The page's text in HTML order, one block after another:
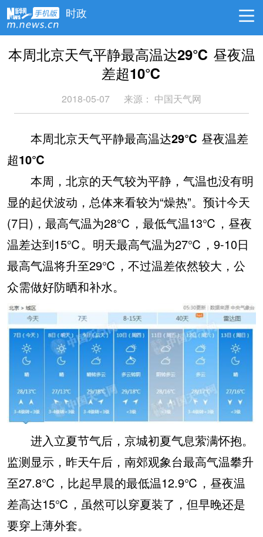
时政
本周北京天气平静最高温达29℃ 昼夜温
差超10℃
2018-05-07 来源： 中国天气网
本周北京天气平静最高温达29℃ 昼夜温差
超10℃
本周，北京的天气较为平静，气温也没有明
显的起伏波动，总体来看较为“燥热”。预计今天
(7日)，最高气温为28℃，最低气温13℃，昼夜
温差达到15℃。明天最高气温为27℃，9-10日
最高气温将升至29℃，不过温差依然较大，公
众需做好防晒和补水。
进入立夏节气后，京城初夏气息萦满怀抱。
监测显示，昨天午后，南郊观象台最高气温攀升
至27.8℃，比起早晨的最低温12.9℃，昼夜温
差高达15℃，虽然可以穿夏装了，但早晚还是
要穿上薄外套。